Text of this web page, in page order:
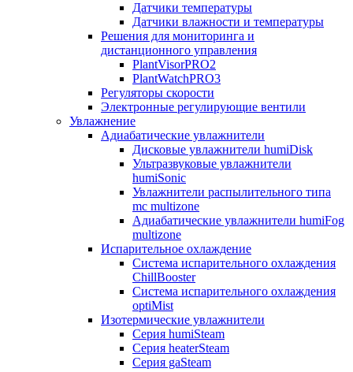
Датчики температуры
Датчики влажности и температуры
Решения для мониторинга и
дистанционного управления
PlantVisorPRO2
PlantWatchPRO3
Регуляторы скорости
Электронные регулирующие вентили
Увлажнение
Адиабатические увлажнители
Дисковые увлажнители humiDisk
Ультразвуковые увлажнители
humiSonic
Увлажнители распылительного типа
mc multizone
Адиабатические увлажнители humiFog
multizone
Испарительное охлаждение
Система испарительного охлаждения
ChillBooster
Система испарительного охлаждения
optiMist
Изотермические увлажнители
Серия humiSteam
Серия heaterSteam
Серия gaSteam